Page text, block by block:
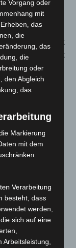
Klimaneutralität
Grenzen zu
Anja
sowie
das Internet
Vorgang oder
mit
das
die
das
die
oder
den Abgleich
das
Markierung
mit dem
Verarbeitung
besteht, dass
werden,
sich auf eine
Arbeitsleistung,